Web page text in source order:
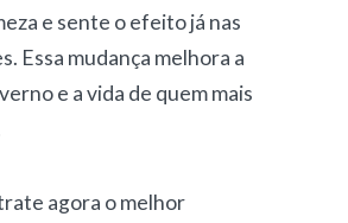
e sente o efeito já nas
Essa mudança melhora a
e a vida de quem mais
agora o melhor